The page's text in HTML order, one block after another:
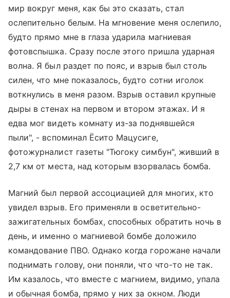
мир вокруг меня, как бы это сказать, стал
ослепительно белым. На мгновение меня ослепило,
будто прямо мне в глаза ударила магниевая
фотовспышка. Сразу после этого пришла ударная
волна. Я был раздет по пояс, и взрыв был столь
силен, что мне показалось, будто сотни иголок
воткнулись в меня разом. Взрыв оставил крупные
дыры в стенах на первом и втором этажах. И я
едва мог видеть комнату из-за поднявшейся
пыли", - вспоминал Ёсито Мацусиге,
фотожурналист газеты "Тюгоку симбун", живший в
2,7 км от места, над которым взорвалась бомба.
Магний был первой ассоциацией для многих, кто
увидел взрыв. Его применяли в осветительно-
зажигательных бомбах, способных обратить ночь в
день, и именно о магниевой бомбе доложило
командование ПВО. Однако когда горожане начали
поднимать голову, они поняли, что что-то не так.
Им казалось, что вместе с магнием, видимо, упала
и обычная бомба, прямо у них за окном. Люди